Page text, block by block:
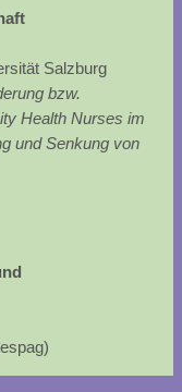
Salzburg
bzw.
Health Nurses im
und Senkung von